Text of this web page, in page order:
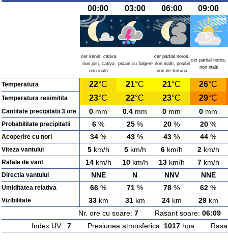
00:00 03:00 06:00 09:00
cer senin, cativa
nori josi, cativa
nori inalti
ploaie cu fulgere
cer partial noros,
nori inalti, posibil
nori de furtuna
cer partial noros,
nori inalti
Temperatura 22°C 21°C 21°C 26°C
Temperatura resimitita 23°C 22°C 23°C 29°C
Cantitate precipitatii 3 ore 0 mm 0.4 mm 0 mm 0 mm
Probabilitate precipitatii 6 % 25 % 20 % 20 %
Acoperire cu nori 34 % 43 % 43 % 44 %
Viteza vantului 5km/h 5km/h 6km/h 2km/h
Rafale de vant 14km/h 10km/h 13km/h 7km/h
Directia vantului NNE N NNV NNE
Umiditatea relativa 66 % 71 % 78 % 62 %
Vizibilitate 33km 31km 24km 29km
Nr. ore cu soare: 7Rasarit soare: 06:09
Index UV : 7Presiunea atmosferica: 1017hpa